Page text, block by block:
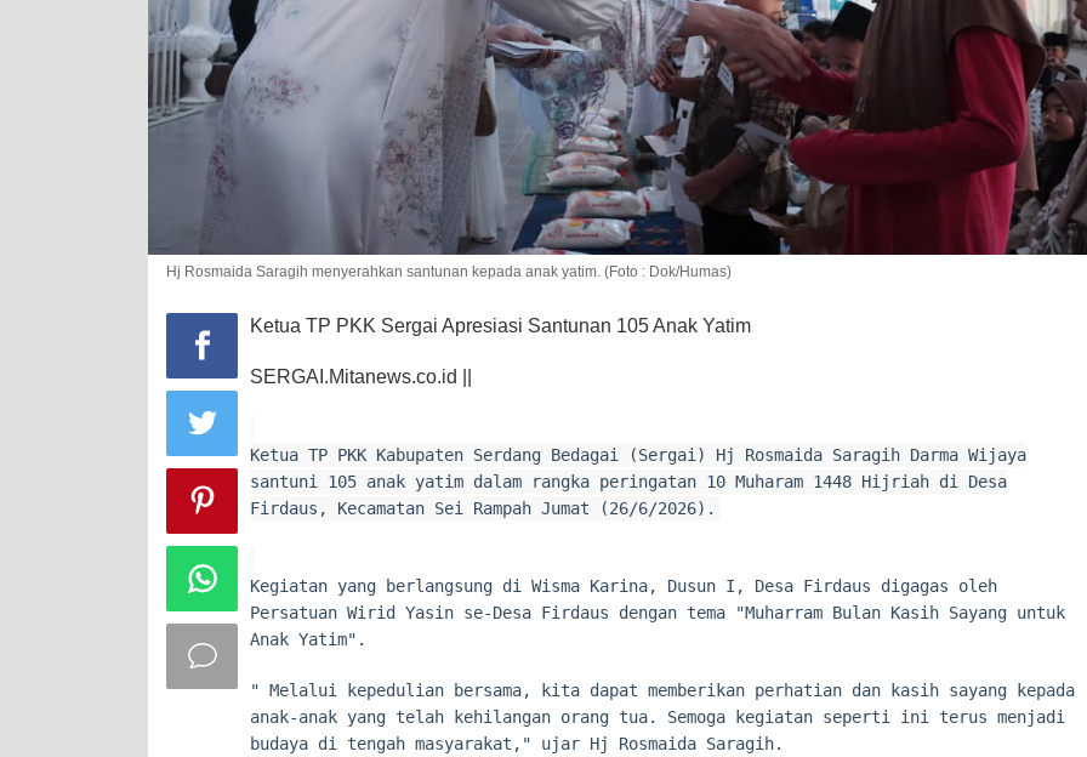
Hj Rosmaida Saragih menyerahkan santunan kepada anak yatim. (Foto : Dok/Humas)
Ketua TP PKK Sergai Apresiasi Santunan 105 Anak Yatim
SERGAI.Mitanews.co.id ||
Ketua TP PKK Kabupaten Serdang Bedagai (Sergai) Hj Rosmaida Saragih Darma Wijaya
santuni 105 anak yatim dalam rangka peringatan 10 Muharam 1448 Hijriah di Desa
Firdaus, Kecamatan Sei Rampah Jumat (26/6/2026).
Kegiatan yang berlangsung di Wisma Karina, Dusun I, Desa Firdaus digagas oleh
Persatuan Wirid Yasin se-Desa Firdaus dengan tema "Muharram Bulan Kasih Sayang untuk
Anak Yatim".
" Melalui kepedulian bersama, kita dapat memberikan perhatian dan kasih sayang kepada
anak-anak yang telah kehilangan orang tua. Semoga kegiatan seperti ini terus menjadi
budaya di tengah masyarakat," ujar Hj Rosmaida Saragih.